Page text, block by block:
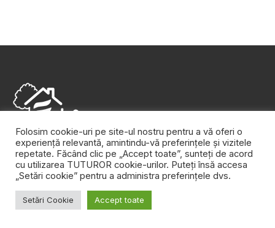
Aici găsești sfaturi practice de design şi decoraţiuni
interioare, dar și inspiraţie pentru colţul tău de natură. Edifica
este agenda ta zilnică pentru casă, pentru grădină, pentru tot
ce te înconjoară şi îţi face viaţa mai frumoasă.
Folosim cookie-uri pe site-ul nostru pentru a vă oferi o
experiență relevantă, amintindu-vă preferințele și vizitele
repetate. Făcând clic pe „Accept toate”, sunteți de acord
cu utilizarea TUTUROR cookie-urilor. Puteți însă accesa
„Setări cookie” pentru a administra preferințele dvs.
Setări Cookie Accept toate